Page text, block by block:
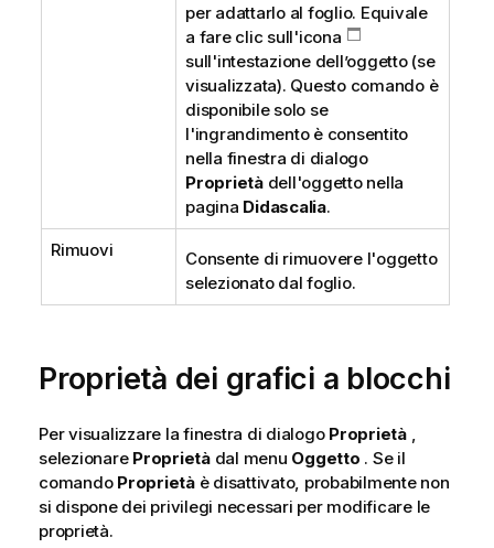
per adattarlo al foglio. Equivale
a fare clic sull'icona
sull'intestazione dell’oggetto (se
visualizzata). Questo comando è
disponibile solo se
l'ingrandimento è consentito
nella finestra di dialogo
Proprietàdell'oggetto nella
pagina Didascalia.
Rimuovi
Consente di rimuovere l'oggetto
selezionato dal foglio.
Proprietà dei grafici a blocchi
Per visualizzare la finestra di dialogo Proprietà ,
selezionare Proprietàdal menu Oggetto . Se il
comando Proprietàè disattivato, probabilmente non
si dispone dei privilegi necessari per modificare le
proprietà.